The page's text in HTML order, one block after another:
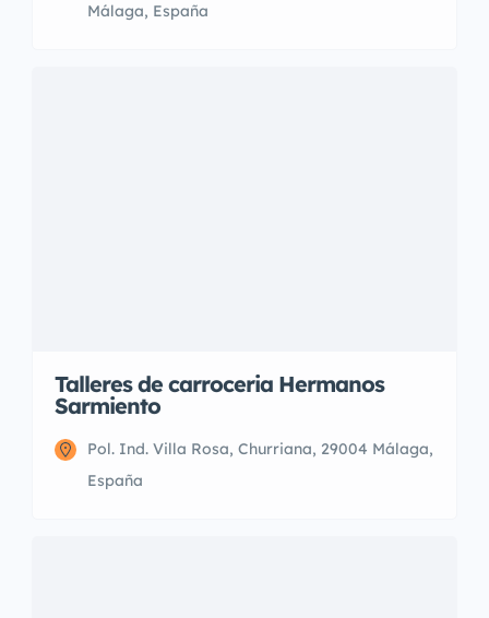
Málaga, España
Talleres de carroceria Hermanos
Sarmiento
Pol. Ind. Villa Rosa, Churriana, 29004 Málaga,
España